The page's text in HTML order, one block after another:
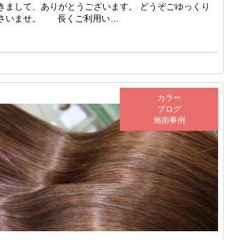
まして、ありがとうございます。 どうぞごゆっくり
さいませ。 長くご利用い…
カラー
ブログ
施術事例